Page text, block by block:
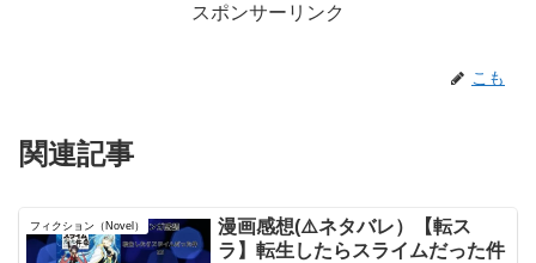
スポンサーリンク
こも
関連記事
フィクション（Novel）
漫画感想(⚠️ネタバレ）【転ス
ラ】転生したらスライムだった件